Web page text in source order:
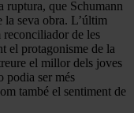
ruptura, que Schumann
la seva obra. L’últim
reconciliador de les
el protagonisme de la
el millor dels joves
podia ser més
també el sentiment de